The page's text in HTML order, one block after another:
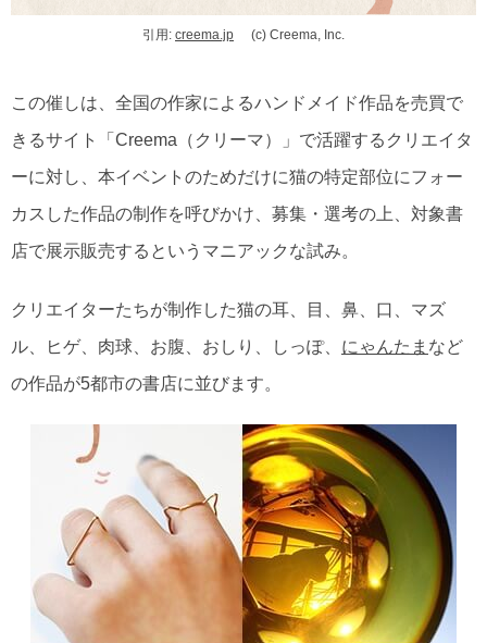
引用: creema.jp (c) Creema, Inc.
この催しは、全国の作家によるハンドメイド作品を売買で
きるサイト「Creema（クリーマ）」で活躍するクリエイタ
ーに対し、本イベントのためだけに猫の特定部位にフォー
カスした作品の制作を呼びかけ、募集・選考の上、対象書
店で展示販売するというマニアックな試み。
クリエイターたちが制作した猫の耳、目、鼻、口、マズ
ル、ヒゲ、肉球、お腹、おしり、しっぽ、 にゃんたま など
の作品が5都市の書店に並びます。